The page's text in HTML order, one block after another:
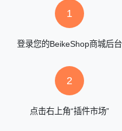
1
登录您的BeikeShop商城后台
2
点击右上角“插件市场”